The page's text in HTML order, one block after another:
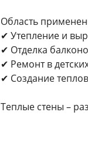
Область
✔ Утепление и
✔ Отделка
✔ Ремонт в
✔ Создание
Теплые стены –